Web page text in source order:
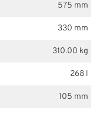
575 mm
330 mm
310.00 kg
268 l
105 mm